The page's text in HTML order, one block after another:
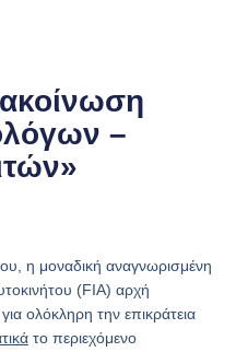
–
η μοναδική αναγνωρισμένη
(FIA) αρχή
ολόκληρη την επικράτεια
το περιεχόμενο